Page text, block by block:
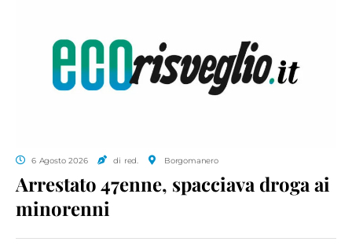
6 Agosto 2026 di red. Borgomanero
Arrestato 47enne, spacciava droga ai
minorenni